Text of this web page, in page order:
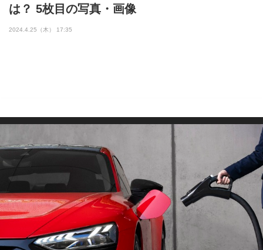
は？ 5枚目の写真・画像
2024.4.25（木） 17:35